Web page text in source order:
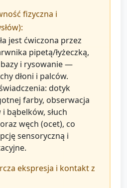
fizyczna i
jest ćwiczona przez
pipetą/łyżeczką,
i rysowanie —
dłoni i palców.
dotyk
farby, obserwacja
bąbelków, słuch
węch (ocet), co
sensoryczną i
ekspresja i kontakt z